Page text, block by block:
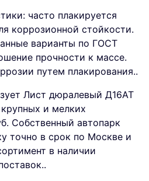
часто плакируется
коррозионной стойкости.
варианты по ГОСТ
прочности к массе.
путем плакирования..
Лист дюралевый Д16АТ
и мелких
Собственный автопарк
точно в срок по Москве и
в наличии